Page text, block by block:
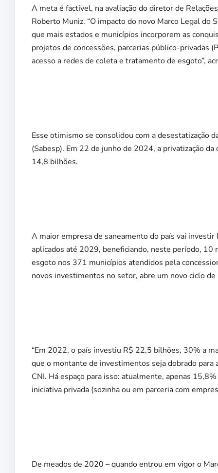
A meta é factível, na avaliação do diretor de
Roberto Muniz. “O impacto do novo Marco Legal do
que mais estados e municípios incorporem as
projetos de concessões, parcerias público-privadas
acesso a redes de coleta e tratamento de esgoto”,
Esse otimismo se consolidou com a desestatização
(Sabesp). Em 22 de junho de 2024, a privatização
14,8 bilhões.
A maior empresa de saneamento do país vai
aplicados até 2029, beneficiando, neste período,
esgoto nos 371 municípios atendidos pela
novos investimentos no setor, abre um novo ciclo
“Em 2022, o país investiu R$ 22,5 bilhões, 30% a
que o montante de investimentos seja dobrado
CNI. Há espaço para isso: atualmente, apenas
iniciativa privada (sozinha ou em parceria com
De meados de 2020 – quando entrou em vigor o